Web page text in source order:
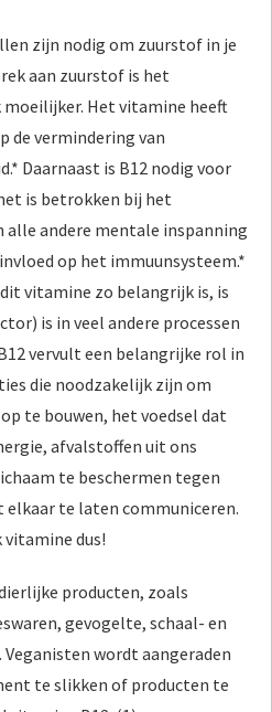
zijn nodig om zuurstof in je
aan zuurstof is het
Het vitamine heeft
de vermindering van
Daarnaast is B12 nodig voor
is betrokken bij het
alle andere mentale inspanning
op het immuunsysteem.*
vitamine zo belangrijk is, is
is in veel andere processen
vervult een belangrijke rol in
die noodzakelijk zijn om
te bouwen, het voedsel dat
afvalstoffen uit ons
te beschermen tegen
elkaar te laten communiceren.
dus!
producten, zoals
gevogelte, schaal- en
Veganisten wordt aangeraden
te slikken of producten te